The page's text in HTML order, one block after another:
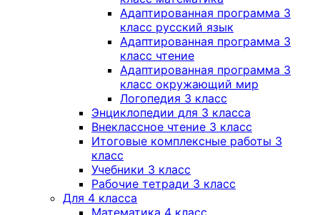
Адаптированная программа 3
класс русский язык
Адаптированная программа 3
класс чтение
Адаптированная программа 3
класс окружающий мир
Логопедия 3 класс
Энциклопедии для 3 класса
Внеклассное чтение 3 класс
Итоговые комплексные работы 3
класс
Учебники 3 класс
Рабочие тетради 3 класс
Для 4 класса
Математика 4 класс